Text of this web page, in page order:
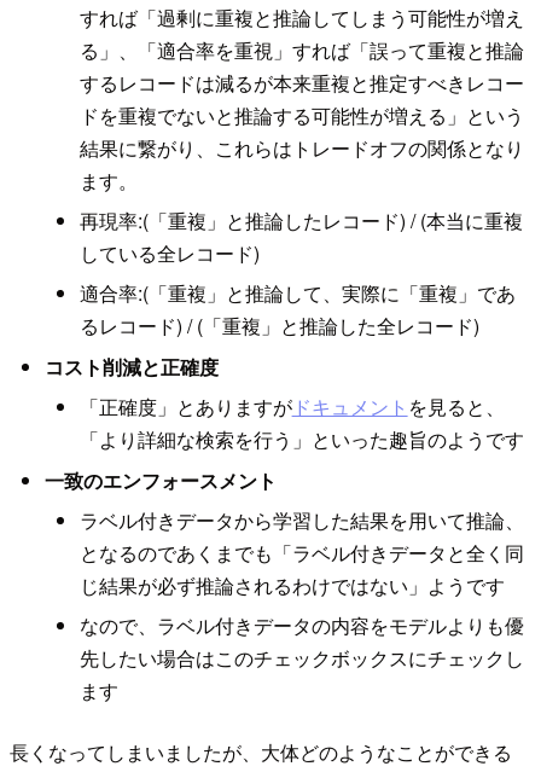
すれば「過剰に重複と推論してしまう可能性が増え
る」、「適合率を重視」すれば「誤って重複と推論
するレコードは減るが本来重複と推定すべきレコー
ドを重複でないと推論する可能性が増える」という
結果に繋がり、これらはトレードオフの関係となり
ます。
再現率:(「重複」と推論したレコード) / (本当に重複
している全レコード)
適合率:(「重複」と推論して、実際に「重複」であ
るレコード) / (「重複」と推論した全レコード)
コスト削減と正確度
「正確度」とありますがドキュメント を見ると、
「より詳細な検索を行う」といった趣旨のようです
一致のエンフォースメント
ラベル付きデータから学習した結果を用いて推論、
となるのであくまでも「ラベル付きデータと全く同
じ結果が必ず推論されるわけではない」ようです
なので、ラベル付きデータの内容をモデルよりも優
先したい場合はこのチェックボックスにチェックし
ます
長くなってしまいましたが、大体どのようなことができる